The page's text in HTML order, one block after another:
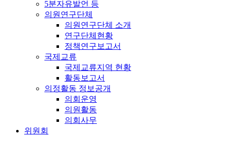
5분자유발언 등
의원연구단체
의원연구단체 소개
연구단체현황
정책연구보고서
국제교류
국제교류지역 현황
활동보고서
의정활동 정보공개
의회운영
의원활동
의회사무
위원회